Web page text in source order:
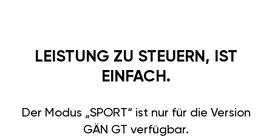
LEISTUNG ZU STEUERN, IST
EINFACH.
Der Modus „SPORT“ ist nur für die Version
GÄN GT verfügbar.